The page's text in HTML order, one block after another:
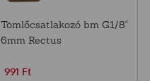
Tömlőcsatlakozó bm G1/8"
6mm Rectus
991 Ft